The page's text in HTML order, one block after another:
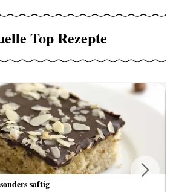
Top Rezepte
saftig